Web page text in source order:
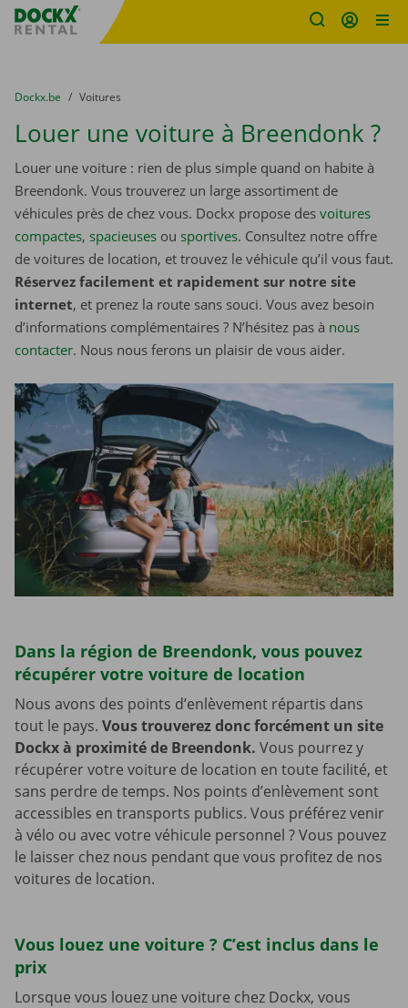
sitename
You are here:
du
Dockx.be to
Voitures
Louer une voiture à Breendonk ?
Louer une voiture : rien de plus simple quand on habite à
Breendonk. Vous trouverez un large assortiment de
véhicules près de chez vous. Dockx propose des voitures
compactes, spacieuses ou sportives. Consultez notre offre
de voitures de location, et trouvez le véhicule qu’il vous faut.
Réservez facilement et rapidement sur notre site
internet, et prenez la route sans souci. Vous avez besoin
d’informations complémentaires ? N’hésitez pas à nous
contacter. Nous nous ferons un plaisir de vous aider.
Dans la région de Breendonk, vous pouvez
récupérer votre voiture de location
Nous avons des points d’enlèvement répartis dans
tout le pays. Vous trouverez donc forcément un site
Dockx à proximité de Breendonk. Vous pourrez y
récupérer votre voiture de location en toute facilité, et
sans perdre de temps. Nos points d’enlèvement sont
accessibles en transports publics. Vous préférez venir
à vélo ou avec votre véhicule personnel ? Vous pouvez
le laisser chez nous pendant que vous profitez de nos
voitures de location.
Vous louez une voiture ? C’est inclus dans le
prix
Lorsque vous louez une voiture chez Dockx, vous